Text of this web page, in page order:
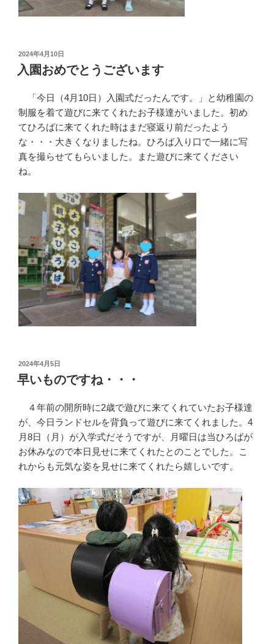
投
稿
日:
2024年4月10日
入園おめでとうございます
「今日（4月10日）入園式だったんです。」と幼稚園の
制服を着て遊びに来てくれたお子様達がいました。初め
てひろばに来てくれた時はまだ寝返り前だったよう
な・・・大きくなりましたね。ひろば入り口で一緒に写
真を撮らせてもらいました。また遊びに来てください
ね。
投
稿
日:
2024年4月5日
早いものですね・・・
４年前の開所時に2歳で遊びに来てくれていたお子様達
が、今日ランドセルを背負って遊びに来てくれました。4
月8日（月）が入学式だそうですが、月曜日は当ひろばが
お休みなので本日見せに来てくれたとのことでした。こ
れからも元気な姿を見せに来てくれたら嬉しいです。